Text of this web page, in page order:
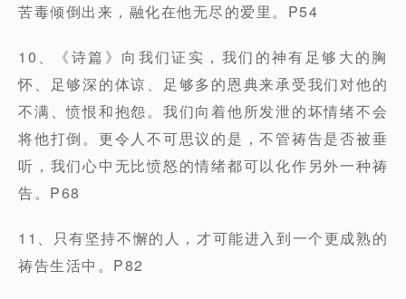
苦毒倾倒出来，融化在他无尽的爱里。P54
10、《诗篇》向我们证实，我们的神有足够大的胸
怀、足够深的体谅、足够多的恩典来承受我们对他的
不满、愤恨和抱怨。我们向着他所发泄的坏情绪不会
将他打倒。更令人不可思议的是，不管祷告是否被垂
听，我们心中无比愤怒的情绪都可以化作另外一种祷
告。P68
11、只有坚持不懈的人，才可能进入到一个更成熟的
祷告生活中。P82